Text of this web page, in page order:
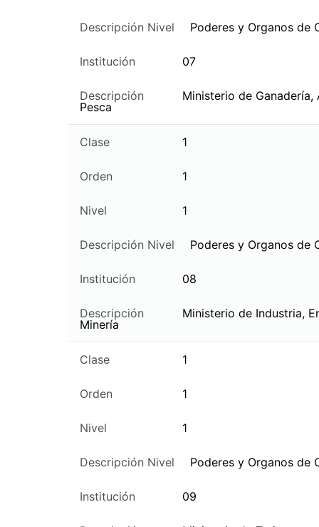
Descripción Nivel Poderes y Organos de
Institución 07
Descripción
Ministerio de
Pesca
Clase 1
Orden 1
Nivel 1
Descripción Nivel Poderes y Organos de
Institución 08
Descripción
Ministerio de Industria,
Minería
Clase 1
Orden 1
Nivel 1
Descripción Nivel Poderes y Organos de
Institución 09